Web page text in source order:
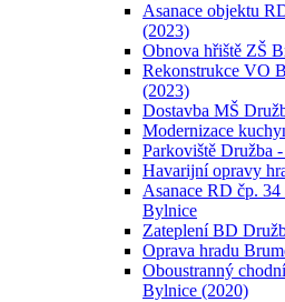
Asanace objektu
(2023)
Obnova hřiště ZŠ
Rekonstrukce VO
(2023)
Dostavba MŠ
Modernizace
Parkoviště Družba
Havarijní opravy
Asanace RD čp.
Bylnice
Zateplení BD
Oprava hradu
Oboustranný
Bylnice (2020)